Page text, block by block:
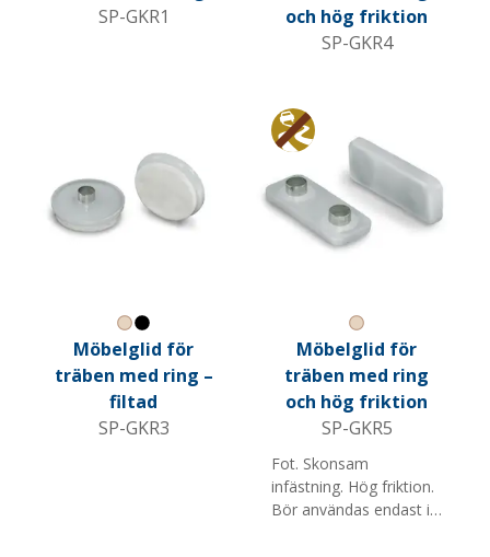
SP-GKR1
och hög friktion
SP-GKR4
Natural
Svart
Möbelglid för
träben med ring –
filtad
SP-GKR3
Anti glid
Natural
Möbelglid för
träben med ring
och hög friktion
SP-GKR5
Fot. Skonsam
infästning. Hög friktion.
Bör användas endast i